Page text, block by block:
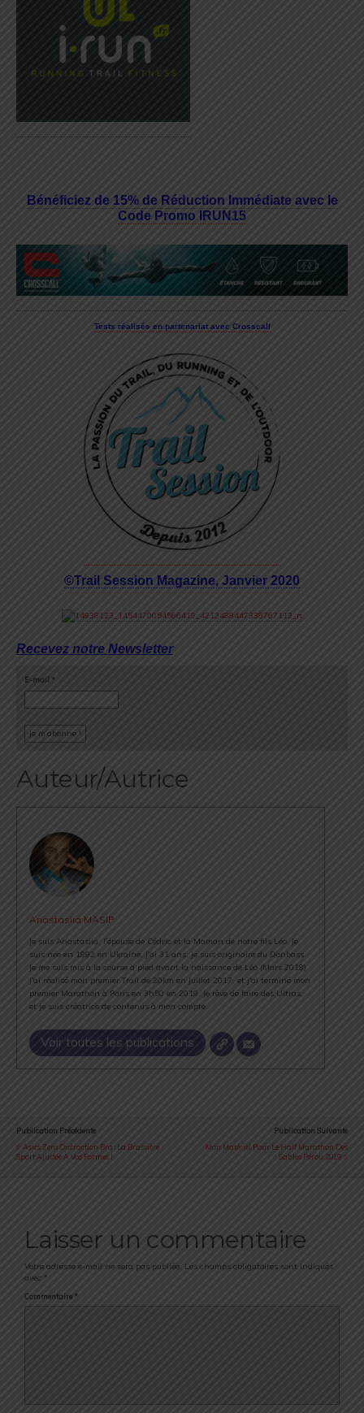
Bénéficiez de 15% de Réduction Immédiate avec le
Code Promo IRUN15
Tests réalisés en partenariat avec Crosscall
©Trail Session Magazine, Janvier 2020
Recevez notre Newsletter
E-mail *
Auteur/Autrice
Anastasiia MASIP
Je suis Anastasiia, l'épouse de Cédric et la Maman de notre fils Léo. Je
suis née en 1992 en Ukraine, j'ai 31 ans, je suis originaire du Donbass.
Je me suis mis à la course à pied avant la naissance de Léo (Mars 2018).
J'ai réalisé mon premier Trail de 20km en Juillet 2017, et j'ai terminé mon
premier Marathon à Paris en 3h50 en 2019. Je rêve de faire des Ultras,
et je suis créatrice de contenus à mon compte.
Voir toutes les publications
Publication Précédente
Asics Zero Distraction Bra : La Brassière
Sport Ajustée À Vos Formes !
Publication Suivante
Mon Matériel Pour Le Half Marathon Des
Sables Pérou 2019
Laisser un commentaire
Votre adresse e-mail ne sera pas publiée. Les champs obligatoires sont indiqués
avec *
Commentaire *